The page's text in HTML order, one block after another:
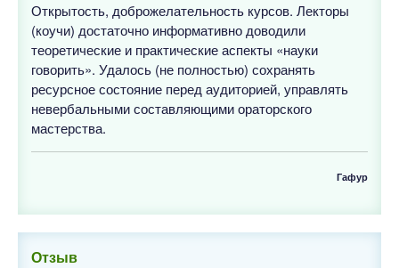
Открытость, доброжелательность курсов. Лекторы
(коучи) достаточно информативно доводили
теоретические и практические аспекты «науки
говорить». Удалось (не полностью) сохранять
ресурсное состояние перед аудиторией, управлять
невербальными составляющими ораторского
мастерства.
Гафур
Отзыв